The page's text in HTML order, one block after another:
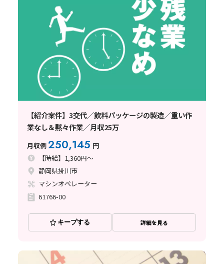
【紹介案件】3交代／飲料パッケージの製造／重い作
業なし＆黙々作業／月収25万
月収例250,145 円
【時給】1,360円～
静岡県掛川市
マシンオペレーター
61766-00
キープする 詳細を見る